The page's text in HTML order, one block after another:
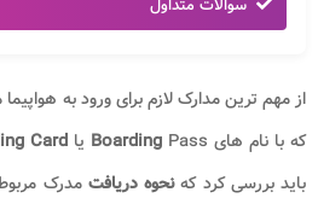
از مهم ترین مدارک لازم برای ورود به
که با نام های
Boarding Pass یا Card
باید بررسی کرد کهنحوه دریافت مدرک